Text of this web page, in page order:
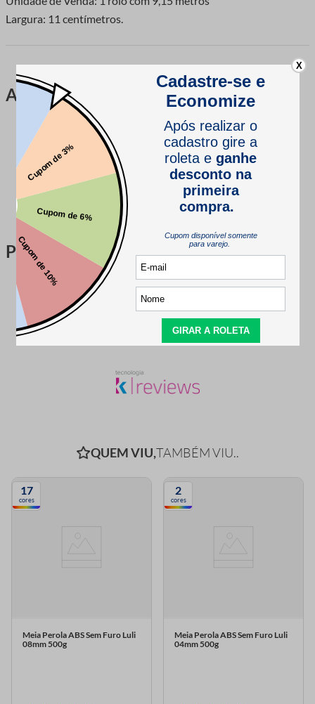
Largura: 11 centímetros.
Avaliações
Este produto ainda não tem avaliações
SEJA O PRIMEIRO A AVALIAR
Perguntas & respostas
Este produto ainda não tem perguntas
SEJA O PRIMEIRO A PERGUNTAR
QUEM VIU,TAMBÉM VIU..
17
cores
Meia Perola ABS Sem Furo Luli
08mm 500g
2
cores
Meia Perola ABS Sem Furo Luli
04mm 500g
X